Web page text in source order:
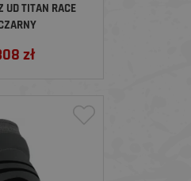
UD TITAN RACE
zł